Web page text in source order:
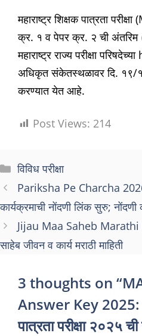
महाराष्ट्र शिक्षक पात्रता
क्र. १ व पेपर क्र. २ ची अंतरिम
महाराष्ट्र राज्य परीक्षा
अधिकृत संकेतस्थळावर दि. १९/
करण्यात येत आहे.
Post Views: 214
Categories
विविध परीक्षा
Pariksha Pe Charcha 2026
कार्यक्रमाची नोंदणी लिंक सुरु; नोंदणी
Jijau Maa Saheb
साहेब जीवन व कार्य मराठी माहिती
3 thoughts on
Answer Key 2025:
पात्रता परीक्षा २०२५